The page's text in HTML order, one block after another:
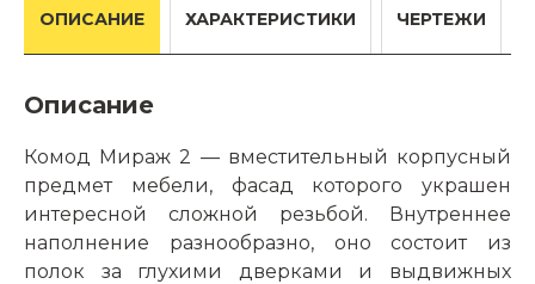
ОПИСАНИЕ ХАРАКТЕРИСТИКИ ЧЕРТЕЖИ
Описание
Комод Мираж 2 — вместительный корпусный
предмет мебели, фасад которого украшен
интересной сложной резьбой. Внутреннее
наполнение разнообразно, оно состоит из
полок за глухими дверками и выдвижных